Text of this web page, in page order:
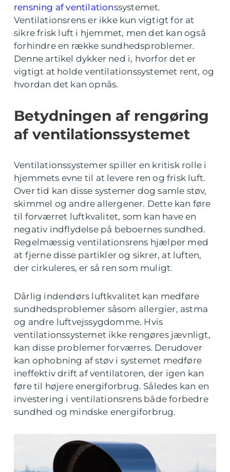
rensning af ventilationssystemet.
Ventilationsrens er ikke kun vigtigt for at
sikre frisk luft i hjemmet, men det kan også
forhindre en række sundhedsproblemer.
Denne artikel dykker ned i, hvorfor det er
vigtigt at holde ventilationssystemet rent, og
hvordan det kan opnås.
Betydningen af rengøring
af ventilationssystemet
Ventilationssystemer spiller en kritisk rolle i
hjemmets evne til at levere ren og frisk luft.
Over tid kan disse systemer dog samle støv,
skimmel og andre allergener. Dette kan føre
til forværret luftkvalitet, som kan have en
negativ indflydelse på beboernes sundhed.
Regelmæssig ventilationsrens hjælper med
at fjerne disse partikler og sikrer, at luften,
der cirkuleres, er så ren som muligt.
Dårlig indendørs luftkvalitet kan medføre
sundhedsproblemer såsom allergier, astma
og andre luftvejssygdomme. Hvis
ventilationssystemet ikke rengøres jævnligt,
kan disse problemer forværres. Derudover
kan ophobning af støv i systemet medføre
ineffektiv drift af ventilatoren, der igen kan
føre til højere energiforbrug. Således kan en
investering i ventilationsrens både forbedre
sundhed og mindske energiforbrug.